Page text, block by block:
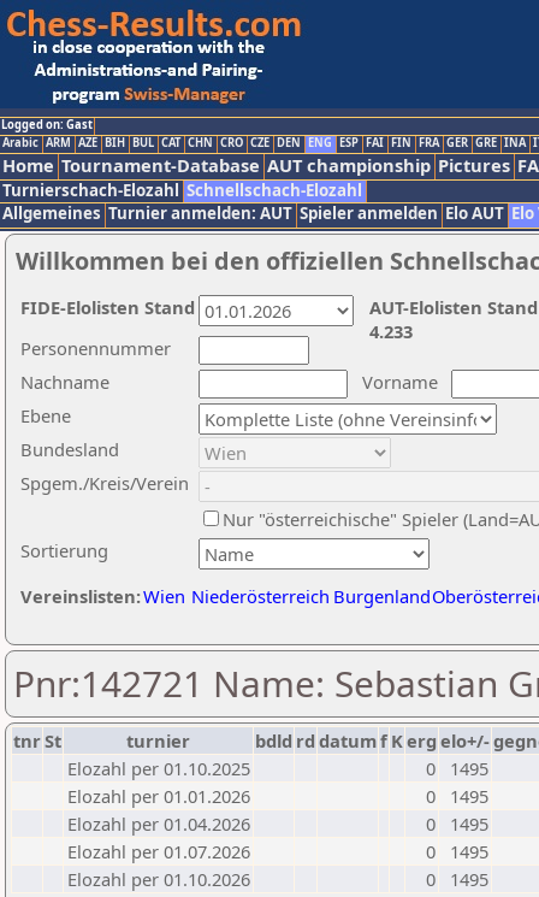
Logged on: Gast
Arabic ARM AZE BIH BUL CAT CHN CRO CZE DEN ENG ESP FAI FIN FRA GER GRE INA
Home Tournament-Database AUT championship Pictures
Turnierschach-Elozahl Schnellschach-Elozahl
Allgemeines Turnier anmelden: AUT Spieler anmelden Elo AUT
Willkommen bei den offiziellen
Nachname
Vorname
Ebene
Sortierung
Personennummer
Bundesland
Spgem./Kreis/Verein
Nur "österreichische" Spieler
Vereinslisten:Wien Niederösterreich Burgenland
AUT-Elolisten
4.233
FIDE-Elolisten Stand
Pnr:142721 Name: Sebastian
tnrSt turnier bdld rd datumf Kerg elo+/-
Elozahl per 01.10.2025
0
1495
Elozahl per 01.01.2026
0
1495
Elozahl per 01.04.2026
0
1495
Elozahl per 01.07.2026
0
1495
Elozahl per 01.10.2026
0 1495